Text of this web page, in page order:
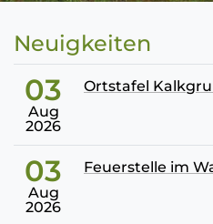
Neuigkeiten
03
Aug
2026
Ortstafel
03
Aug
2026
Feuerstelle im